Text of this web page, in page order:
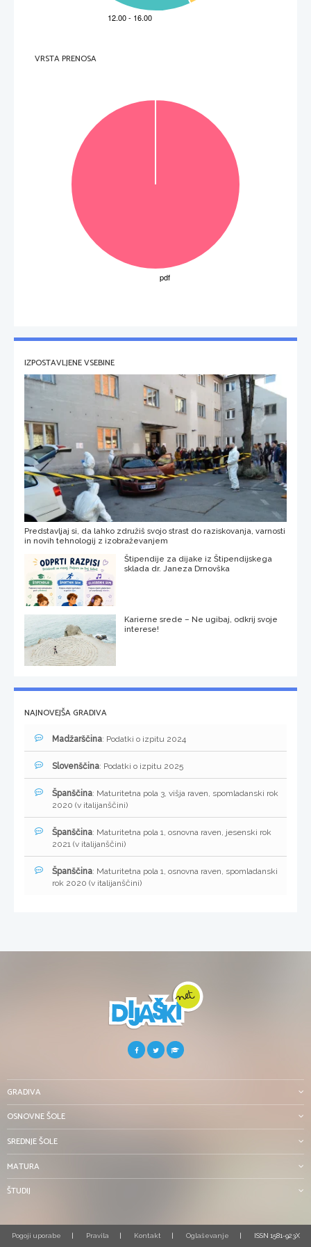
VRSTA PRENOSA
IZPOSTAVLJENE VSEBINE
Predstavljaj si, da lahko združiš svojo strast do raziskovanja, varnosti
in novih tehnologij z izobraževanjem
Štipendije za dijake iz Štipendijskega
sklada dr. Janeza Drnovška
Karierne srede – Ne ugibaj, odkrij svoje
interese!
NAJNOVEJŠA GRADIVA
Madžarščina: Podatki o izpitu 2024
Slovenščina: Podatki o izpitu 2025
Španščina: Maturitetna pola 3, višja raven, spomladanski rok
2020 (v italijanščini)
Španščina: Maturitetna pola 1, osnovna raven, jesenski rok
2021 (v italijanščini)
Španščina: Maturitetna pola 1, osnovna raven, spomladanski
rok 2020 (v italijanščini)
GRADIVA
OSNOVNE ŠOLE
SREDNJE ŠOLE
MATURA
ŠTUDIJ
Pogoji uporabe Pravila Kontakt Oglaševanje ISSN 1581-923X